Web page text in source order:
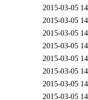
2015-03-05
2015-03-05
2015-03-05
2015-03-05
2015-03-05
2015-03-05
2015-03-05
2015-03-05